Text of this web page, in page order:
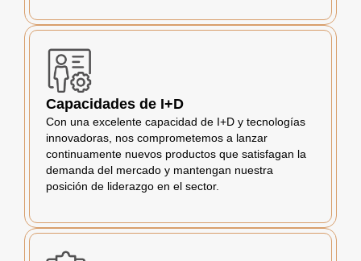
Capacidades de I+D
Con una excelente capacidad de I+D y tecnologías
innovadoras, nos comprometemos a lanzar
continuamente nuevos productos que satisfagan la
demanda del mercado y mantengan nuestra
posición de liderazgo en el sector.